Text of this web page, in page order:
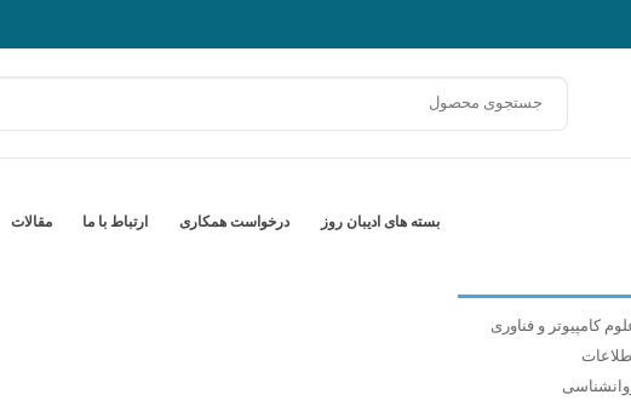
کامپیوتر و فناوری
اطلاعات
بسته های ادیبان روز درخواست همکاری ارتباط با ما مقالات